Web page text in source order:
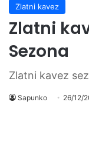
Zlatni kavez
Zlatni
Sezona
Zlatni kavez
Sapunko 26/12/